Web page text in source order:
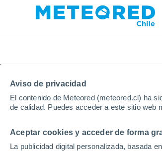
Aviso de privacidad
El contenido de Meteored (meteored.cl) ha
de calidad. Puedes acceder a este sitio web
Aceptar cookies y acceder de forma
La publicidad digital personalizada, basada
Inicio Francia Occitania